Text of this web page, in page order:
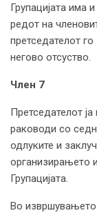
Групацијата има
редот на
претседателот
негово отсуство.
Член 7
Претседателот ја
раководи со
одлуките и
организирањето
Групацијата.
Во извршувањето